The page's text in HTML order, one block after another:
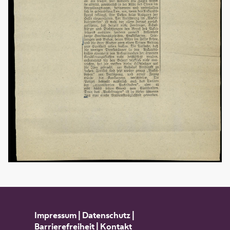
Impressum| Datenschutz|
Barrierefreiheit| Kontakt